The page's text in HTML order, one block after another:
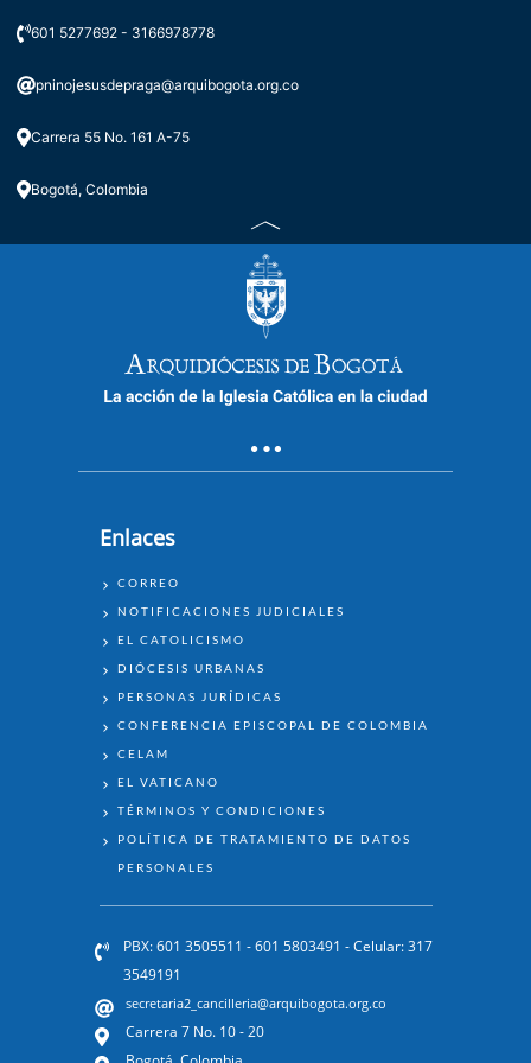
601 5277692 - 3166978778
pninojesusdepraga@arquibogota.org.co
Carrera 55 No. 161 A-75
Bogotá, Colombia
Enlaces
ENLACES
CORREO
NOTIFICACIONES JUDICIALES
EL CATOLICISMO
DIÓCESIS URBANAS
PERSONAS JURÍDICAS
CONFERENCIA EPISCOPAL DE COLOMBIA
CELAM
EL VATICANO
TÉRMINOS Y CONDICIONES
POLÍTICA DE TRATAMIENTO DE DATOS
PERSONALES
PBX: 601 3505511 - 601 5803491 - Celular: 317
3549191
secretaria2_cancilleria@arquibogota.org.co
Carrera 7 No. 10 - 20